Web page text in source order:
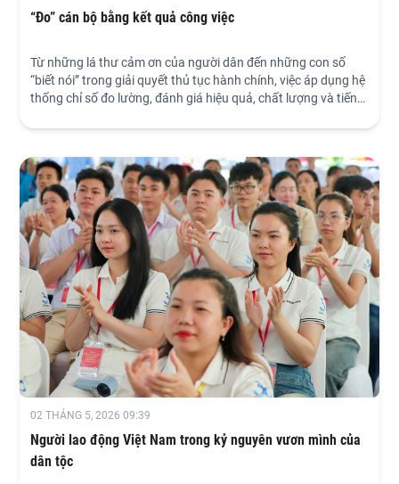
“Đo” cán bộ bằng kết quả công việc
Từ những lá thư cảm ơn của người dân đến những con số
“biết nói” trong giải quyết thủ tục hành chính, việc áp dụng hệ
thống chỉ số đo lường, đánh giá hiệu quả, chất lượng và tiến
việc làm (KPI) đang từng bước làm thay đổi cách vận hành
02 THÁNG 5, 2026 09:39
Người lao động Việt Nam trong kỷ nguyên vươn mình của
dân tộc